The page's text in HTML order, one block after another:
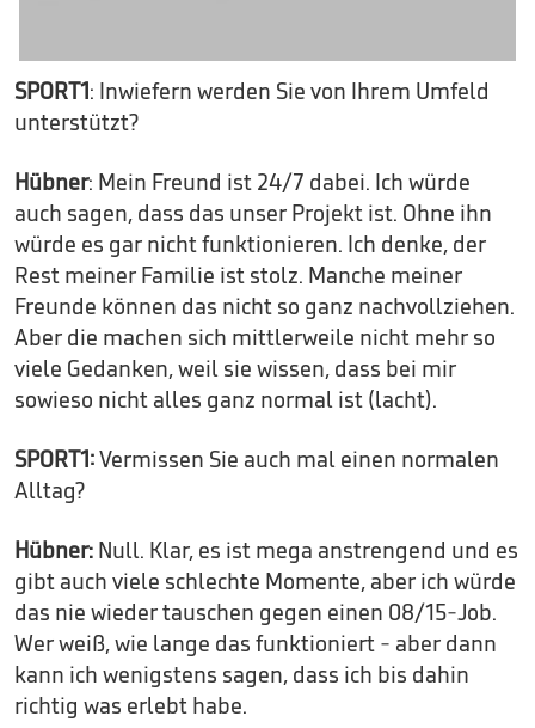
SPORT1: Inwiefern werden Sie von Ihrem Umfeld
unterstützt?
Hübner: Mein Freund ist 24/7 dabei. Ich würde
auch sagen, dass das unser Projekt ist. Ohne ihn
würde es gar nicht funktionieren. Ich denke, der
Rest meiner Familie ist stolz. Manche meiner
Freunde können das nicht so ganz nachvollziehen.
Aber die machen sich mittlerweile nicht mehr so
viele Gedanken, weil sie wissen, dass bei mir
sowieso nicht alles ganz normal ist (lacht).
SPORT1:Vermissen Sie auch mal einen normalen
Alltag?
Hübner: Null. Klar, es ist mega anstrengend und es
gibt auch viele schlechte Momente, aber ich würde
das nie wieder tauschen gegen einen 08/15-Job.
Wer weiß, wie lange das funktioniert - aber dann
kann ich wenigstens sagen, dass ich bis dahin
richtig was erlebt habe.